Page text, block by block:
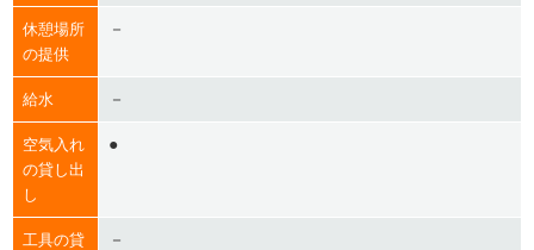
休憩場所
の提供
－
給水 －
空気入れ
の貸し出
し
●
工具の貸
－